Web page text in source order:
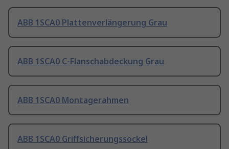
ABB 1SCA0 Plattenverlängerung Grau
ABB 1SCA0 C-Flanschabdeckung Grau
ABB 1SCA0 Montagerahmen
ABB 1SCA0 Griffsicherungssockel